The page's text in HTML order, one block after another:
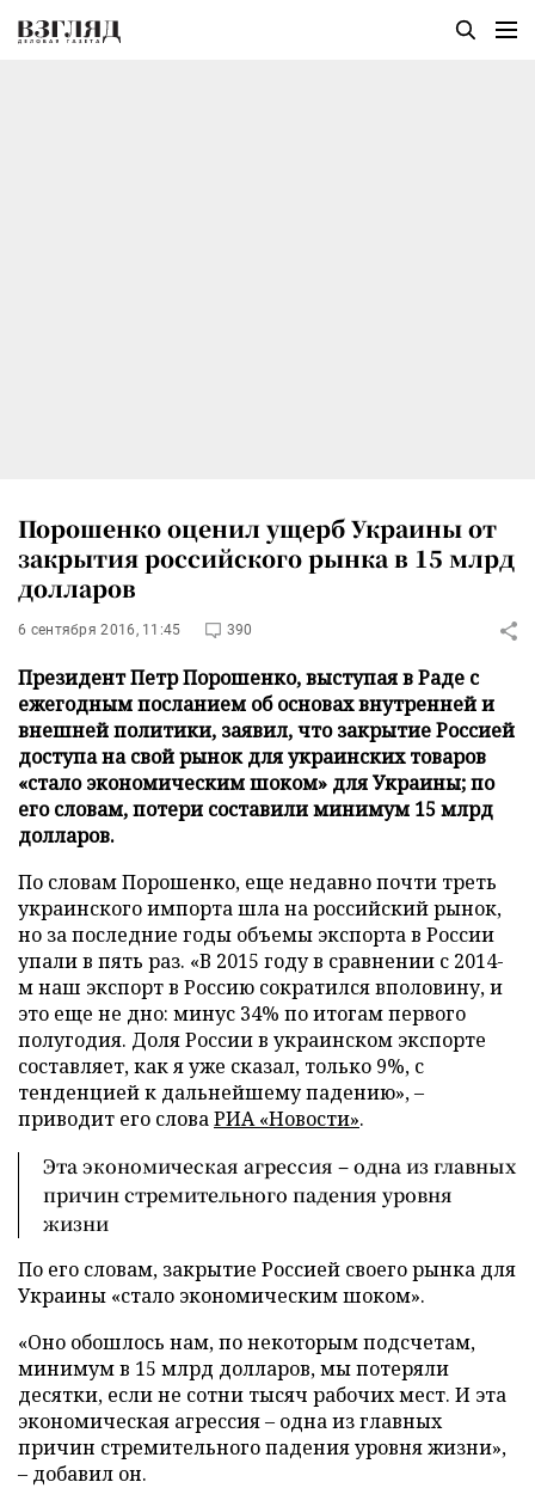
Порошенко оценил ущерб Украины от
закрытия российского рынка в 15 млрд
долларов
6 сентября 2016, 11:45 390
Президент Петр Порошенко, выступая в Раде с
ежегодным посланием об основах внутренней и
внешней политики, заявил, что закрытие Россией
доступа на свой рынок для украинских товаров
«стало экономическим шоком» для Украины; по
его словам, потери составили минимум 15 млрд
долларов.
По словам Порошенко, еще недавно почти треть
украинского импорта шла на российский рынок,
но за последние годы объемы экспорта в России
упали в пять раз. «В 2015 году в сравнении с 2014-
м наш экспорт в Россию сократился вполовину, и
это еще не дно: минус 34% по итогам первого
полугодия. Доля России в украинском экспорте
составляет, как я уже сказал, только 9%, с
тенденцией к дальнейшему падению», –
приводит его словаРИА «Новости».
Эта экономическая агрессия – одна из главных
причин стремительного падения уровня
жизни
По его словам, закрытие Россией своего рынка для
Украины «стало экономическим шоком».
«Оно обошлось нам, по некоторым подсчетам,
минимум в 15 млрд долларов, мы потеряли
десятки, если не сотни тысяч рабочих мест. И эта
экономическая агрессия – одна из главных
причин стремительного падения уровня жизни»,
– добавил он.